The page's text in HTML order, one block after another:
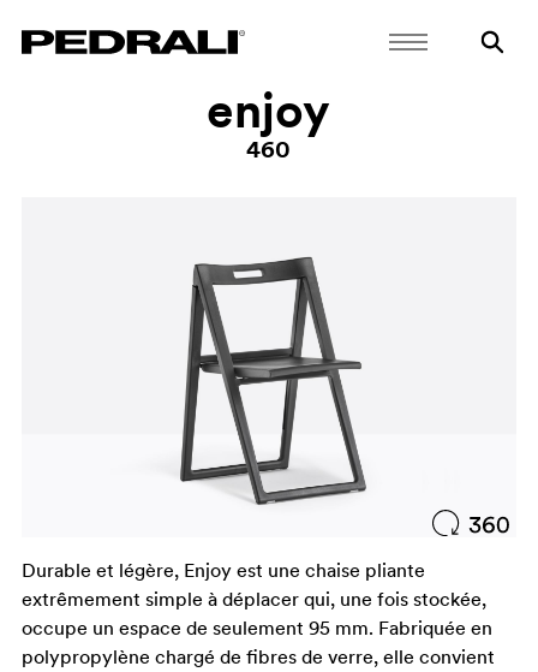
enjoy
460
Durable et légère, Enjoy est une chaise pliante
extrêmement simple à déplacer qui, une fois stockée,
occupe un espace de seulement 95 mm. Fabriquée en
polypropylène chargé de fibres de verre, elle convient